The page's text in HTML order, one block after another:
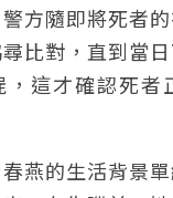
方隨即將死者
比對，直到當
這才確認死者
燕的生活背景